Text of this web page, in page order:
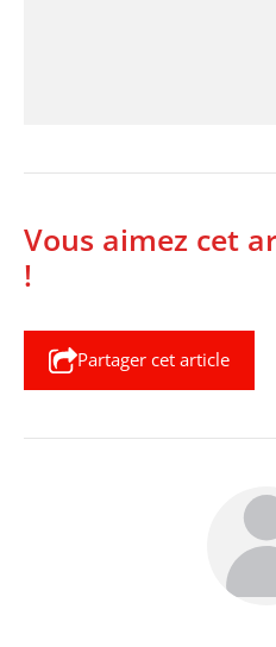
Vous aimez cet
!
Partager cet article